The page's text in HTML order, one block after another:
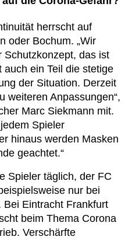
herrscht auf
oder Bochum. „Wir
Schutzkonzept, das ist
ein Teil die stetige
der Situation. Derzeit
weiteren Anpassungen“,
Marc Siekmann mit.
Spieler
hinaus werden Masken
geachtet.“
Spieler täglich, der FC
nur bei
Eintracht Frankfurt
beim Thema Corona
Verschärfte